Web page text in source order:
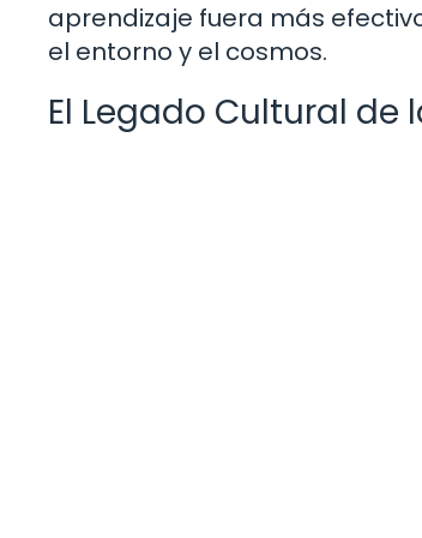
aprendizaje fuera más
el entorno y el cosmos.
El Legado Cultural de